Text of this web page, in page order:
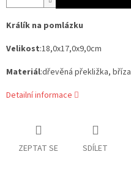
Králík na pomlázku
Velikost:18,0x17,0x9,0cm
Materiál:dřevěná překližka, bříza
Detailní informace
ZEPTAT SE SDÍLET